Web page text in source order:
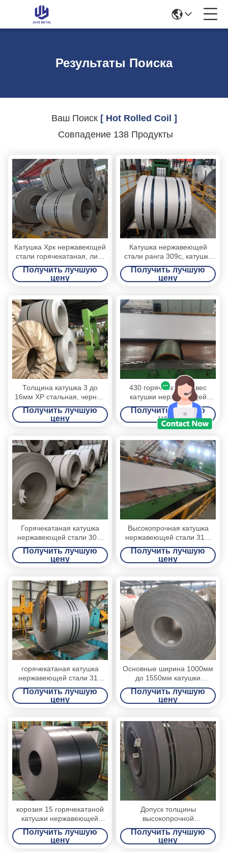
Результаты Поиска
Ваш Поиск [ Hot Rolled Coil ]
Совпадение 138 Продукты
Катушка Хрк нержавеющей
стали горячекатаная, лист
ИД катушки 610мм стальной
в катушке
Получить лучшую
цену
Катушка нержавеющей
стали ранга 309с, катушка
нержавеющей стали края
мельницы горячекатаная
Получить лучшую
цену
Толщина катушка 3 до
16мм ХР стальная, черная
поверхностная
горячекатаная катушка
стального листа
Получить лучшую
цену
430 горячекатаный вес
катушки нержавеющей
стали толщина 15 3 до
12мм - 25МТ
Получить лучшую
цену
Горячекатаная катушка
нержавеющей стали 304,
катушка нержавеющей
стали края 304 мельницы
Получить лучшую
цену
Высокопрочная катушка
нержавеющей стали 310,
ширина катушка 1000 до
1550мм горячекатаная
стальная
Получить лучшую
цену
горячекатаная катушка
нержавеющей стали 316
316Л финиш толщины НО.1
3 до 12мм
Получить лучшую
цену
Основные ширина 1000мм
до 1550мм катушки
нержавеющей стали ранга
420 горячекатаная
Получить лучшую
цену
корозия 15 горячекатаной
катушки нержавеющей
стали 409Л анти- - вес
катушки 25Т
Получить лучшую
цену
Допуск толщины
высокопрочной
горячекатаной катушки
нержавеющей стали 201
изготовленный на заказ
Получить лучшую
цену